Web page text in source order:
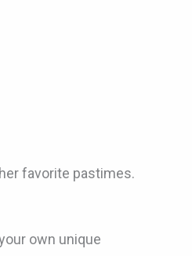
favorite pastimes.
own unique